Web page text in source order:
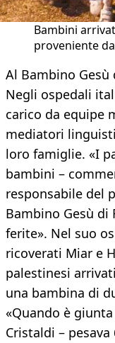
Bambini
proveniente
Al Bambino Gesù
Negli ospedali
carico da equipe
mediatori
loro famiglie. «I
bambini –
responsabile del
Bambino Gesù di
ferite». Nel suo
ricoverati Miar e
palestinesi
una bambina di
«Quando è
Cristaldi –